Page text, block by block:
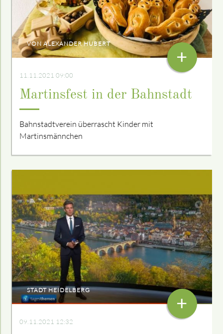
VON ALEXANDER HUBERT
11.11.2021 09:00
Martinsfest in der Bahnstadt
Bahnstadtverein überrascht Kinder mit
Martinsmännchen
+
STADT HEIDELBERG
09.11.2021 12:32
+